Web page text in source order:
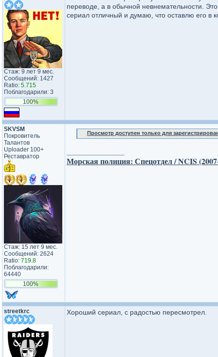
Стаж: 9 лет 9 мес.
Сообщений: 1427
Ratio: 5.715
Поблагодарили: 3
100%
переводе, а в обычной невнемательности.
сериал отличный и думаю, что оставлю его в
SKVSM
Покровитель
Талантов
Uploader 100+
Реставратор
Стаж: 15 лет 9 мес.
Сообщений: 2624
Ratio: 719.8
Поблагодарили:
64440
100%
Просмотр доступен только для
Морская полиция: Спецотдел / NCIS
streetkrc Хороший сериал, с радостью пересмотрел.